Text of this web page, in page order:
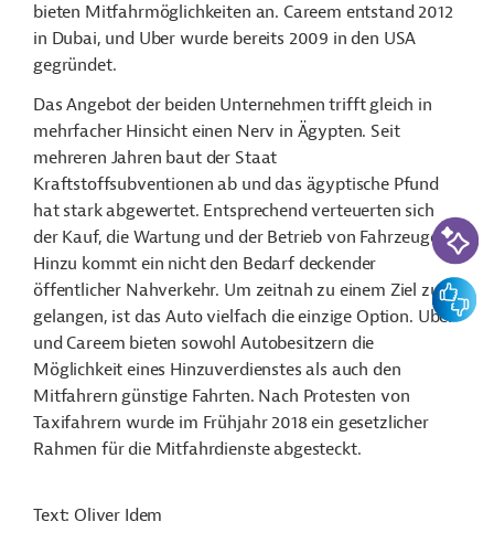
bieten Mitfahrmöglichkeiten an. Careem entstand 2012
in Dubai, und Uber wurde bereits 2009 in den USA
gegründet.
Das Angebot der beiden Unternehmen trifft gleich in
mehrfacher Hinsicht einen Nerv in Ägypten. Seit
mehreren Jahren baut der Staat
Kraftstoffsubventionen ab und das ägyptische Pfund
hat stark abgewertet. Entsprechend verteuerten sich
der Kauf, die Wartung und der Betrieb von Fahrzeugen.
Hinzu kommt ein nicht den Bedarf deckender
öffentlicher Nahverkehr. Um zeitnah zu einem Ziel zu
gelangen, ist das Auto vielfach die einzige Option. Uber
und Careem bieten sowohl Autobesitzern die
Möglichkeit eines Hinzuverdienstes als auch den
Mitfahrern günstige Fahrten. Nach Protesten von
Taxifahrern wurde im Frühjahr 2018 ein gesetzlicher
Rahmen für die Mitfahrdienste abgesteckt.
Text: Oliver Idem
KI-